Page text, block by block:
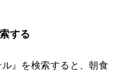
する
』を検索すると、朝食